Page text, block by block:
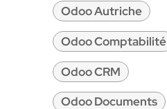
Odoo Autriche
Odoo Comptabilité
Odoo CRM
Odoo Documents